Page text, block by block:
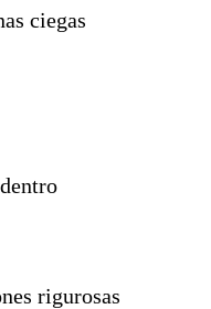
ciegas
rigurosas